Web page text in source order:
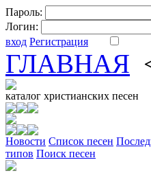
Пароль:
Логин:
вход Регистрация
ГЛАВНАЯ
каталог христианских песен
Новости Cписок песен
типов Поиск песен